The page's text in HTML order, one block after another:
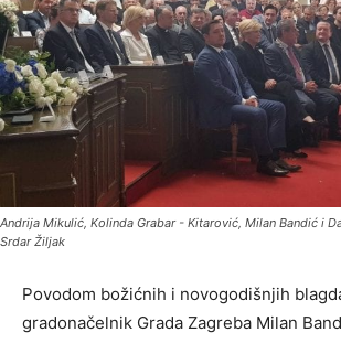
Andrija Mikulić, Kolinda Grabar - Kitarović, Milan Bandić i
Srdar Žiljak
Povodom božićnih i novogodišnjih
gradonačelnik Grada Zagreba Milan